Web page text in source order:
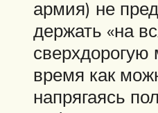
армия) не
держать «на
время как
напрягаясь